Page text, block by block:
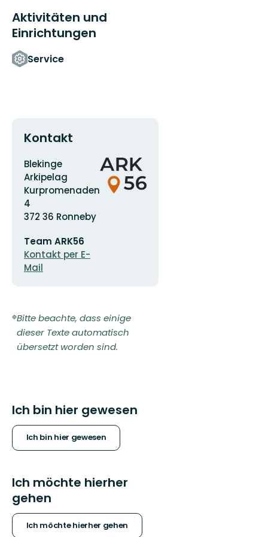
Aktivitäten und
Einrichtungen
Service
Kontakt
Adresse
Blekinge
Arkipelag
Kurpromenaden
4
372 36 Ronneby
Mail-
Adresse
Team ARK56
Kontakt per E-
Mail
Logotyp
der
Organisation
Bitte beachte, dass einige
dieser Texte automatisch
übersetzt worden sind.
Ich bin hier gewesen
Ich bin hier gewesen
Ich möchte hierher
gehen
Ich möchte hierher gehen